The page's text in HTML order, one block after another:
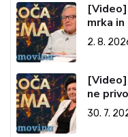
[Video]
mrka
2026)
2. 8.
ne
7.
30. 7.